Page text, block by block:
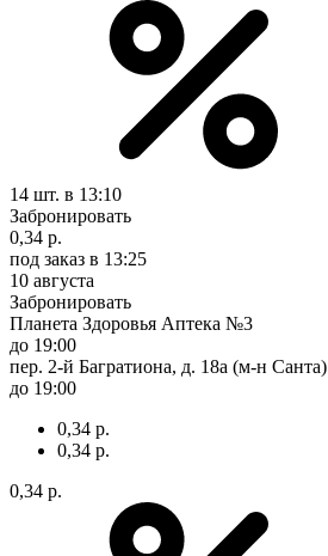
14 шт. в 13:10
Забронировать
0,34 р.
под заказ в 13:25
10 августа
Забронировать
Планета Здоровья Аптека №3
до 19:00
пер. 2-й Багратиона, д. 18а (м-н Санта)
до 19:00
0,34 р.
0,34 р.
0,34 р.